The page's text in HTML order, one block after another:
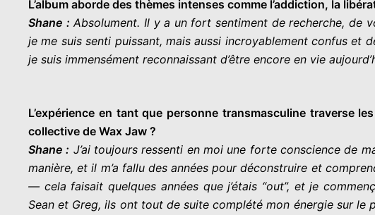
L’album aborde des thèmes intenses comme l’addiction, la
Shane : Absolument. Il y a un fort sentiment de recherche, de
je me suis senti puissant, mais aussi incroyablement confus et
je suis immensément reconnaissant d’être encore en vie
L’expérience en tant que personne transmasculine traverse
collective de Wax Jaw ?
Shane : J’ai toujours ressenti en moi une forte conscience de
manière, et il m’a fallu des années pour déconstruire et
— cela faisait quelques années que j’étais “out”, et je
Sean et Greg, ils ont tout de suite complété mon énergie sur